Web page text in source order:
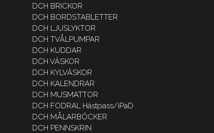
DCH BRICKOR
DCH BORDSTABLETTER
DCH LJUSLYKTOR
DCH TVÅLPUMPAR
DCH KUDDAR
DCH VÄSKOR
DCH KYLVÄSKOR
DCH KALENDRAR
DCH MUSMATTOR
DCH FODRAL Hästpass/iPaD
DCH MÅLARBÖCKER
DCH PENNSKRIN